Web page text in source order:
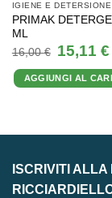
IGIENE E
PRIMAK
ML
16,00€
Il
prezzo
originale
era:
16,00 €.
15,11 €Il
AGGIUNGI AL
ISCRIVITI